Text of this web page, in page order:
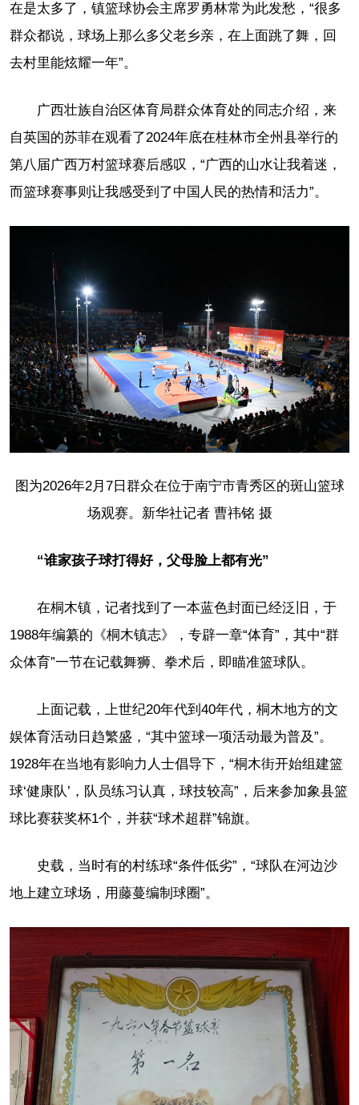
在是太多了，镇篮球协会主席罗勇林常为此发愁，“很多
群众都说，球场上那么多父老乡亲，在上面跳了舞，回
去村里能炫耀一年”。
广西壮族自治区体育局群众体育处的同志介绍，来
自英国的苏菲在观看了2024年底在桂林市全州县举行的
第八届广西万村篮球赛后感叹，“广西的山水让我着迷，
而篮球赛事则让我感受到了中国人民的热情和活力”。
图为2026年2月7日群众在位于南宁市青秀区的斑山篮球
场观赛。新华社记者 曹祎铭 摄
“谁家孩子球打得好，父母脸上都有光”
在桐木镇，记者找到了一本蓝色封面已经泛旧，于
1988年编纂的《桐木镇志》，专辟一章“体育”，其中“群
众体育”一节在记载舞狮、拳术后，即瞄准篮球队。
上面记载，上世纪20年代到40年代，桐木地方的文
娱体育活动日趋繁盛，“其中篮球一项活动最为普及”。
1928年在当地有影响力人士倡导下，“桐木街开始组建篮
球‘健康队’，队员练习认真，球技较高”，后来参加象县篮
球比赛获奖杯1个，并获“球术超群”锦旗。
史载，当时有的村练球“条件低劣”，“球队在河边沙
地上建立球场，用藤蔓编制球圈”。